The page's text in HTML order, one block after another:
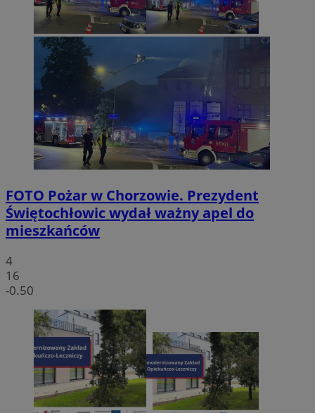
FOTO Pożar w Chorzowie. Prezydent
Świętochłowic wydał ważny apel do
mieszkańców
4
16
-0.50